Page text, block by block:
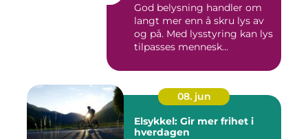
God belysning handler om
langt mer enn å skru lys av
og på. Med lysstyring kan lys
tilpasses mennesk...
08. jun
Elsykkel: Gir mer frihet i
hverdagen